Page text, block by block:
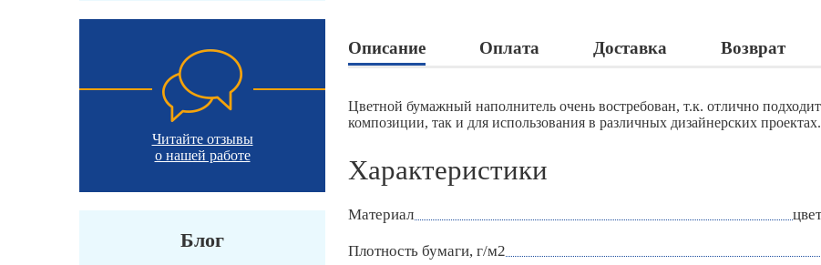
Читайте отзывы
о нашей работе
Блог
Описание Оплата Доставка Возврат
Цветной бумажный наполнитель очень востребован, т.к. отлично
композиции, так и для использования в различных дизайнерских проектах.
Характеристики
Материал
Плотность бумаги, г/м2